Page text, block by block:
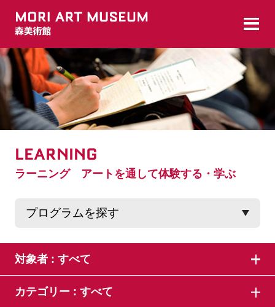
LEARNING
ラーニング アートを通して体験する・学ぶ
対象者 : すべて
カテゴリー : すべて